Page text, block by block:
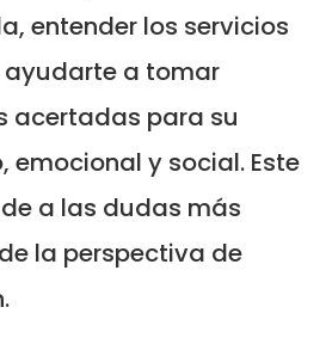
entender los servicios
ayudarte a tomar
acertadas para su
emocional y social. Este
a las dudas más
la perspectiva de